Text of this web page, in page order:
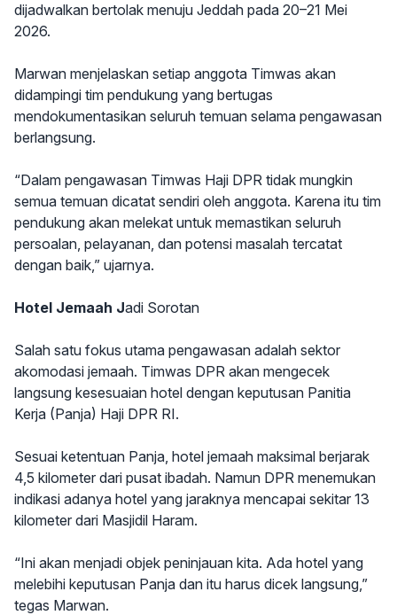
dijadwalkan bertolak menuju Jeddah pada 20–21 Mei
2026.
Marwan menjelaskan setiap anggota Timwas akan
didampingi tim pendukung yang bertugas
mendokumentasikan seluruh temuan selama pengawasan
berlangsung.
“Dalam pengawasan Timwas Haji DPR tidak mungkin
semua temuan dicatat sendiri oleh anggota. Karena itu tim
pendukung akan melekat untuk memastikan seluruh
persoalan, pelayanan, dan potensi masalah tercatat
dengan baik,” ujarnya.
Hotel Jemaah Jadi Sorotan
Salah satu fokus utama pengawasan adalah sektor
akomodasi jemaah. Timwas DPR akan mengecek
langsung kesesuaian hotel dengan keputusan Panitia
Kerja (Panja) Haji DPR RI.
Sesuai ketentuan Panja, hotel jemaah maksimal berjarak
4,5 kilometer dari pusat ibadah. Namun DPR menemukan
indikasi adanya hotel yang jaraknya mencapai sekitar 13
kilometer dari Masjidil Haram.
“Ini akan menjadi objek peninjauan kita. Ada hotel yang
melebihi keputusan Panja dan itu harus dicek langsung,”
tegas Marwan.